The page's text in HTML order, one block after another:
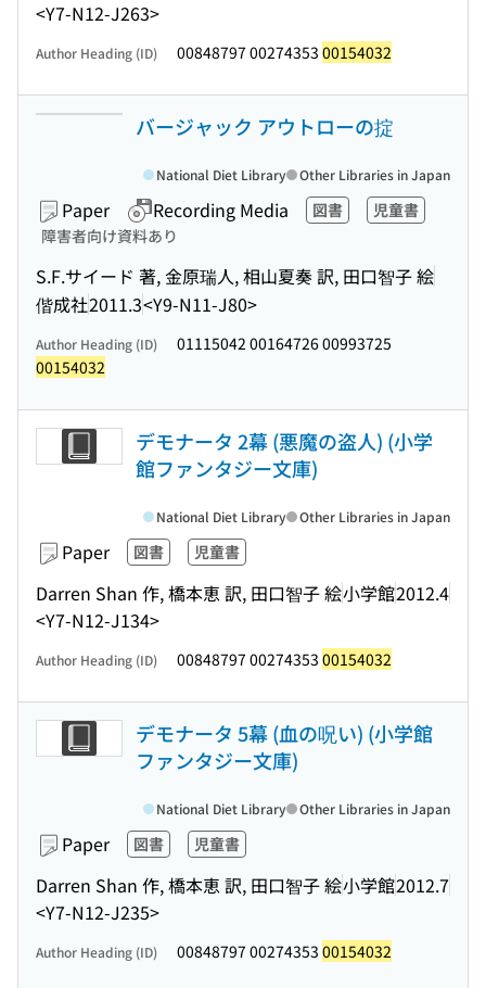
<Y7-N12-J263>
Author Heading (ID) 00848797 00274353 00154032
バージャック アウトローの掟
Paper Recording Media 図書
児童書
障害者向け資料あり
S.F.サイード 著, 金原瑞人, 相山夏奏 訳, 田口智子 絵
偕成社2011.3<Y9-N11-J80>
National Diet Library Other Libraries in Japan
Author Heading (ID)
01115042 00164726 00993725
00154032
デモナータ 2幕 (悪魔の盗人) (小学
館ファンタジー文庫)
Paper 図書 児童書
Darren Shan 作, 橋本恵 訳, 田口智子 絵小学館2012.4
<Y7-N12-J134>
National Diet Library Other Libraries in Japan
Author Heading (ID) 00848797 00274353 00154032
デモナータ 5幕 (血の呪い) (小学館
ファンタジー文庫)
Paper 図書 児童書
Darren Shan 作, 橋本恵 訳, 田口智子 絵小学館2012.7
<Y7-N12-J235>
National Diet Library Other Libraries in Japan
Author Heading (ID) 00848797 00274353 00154032